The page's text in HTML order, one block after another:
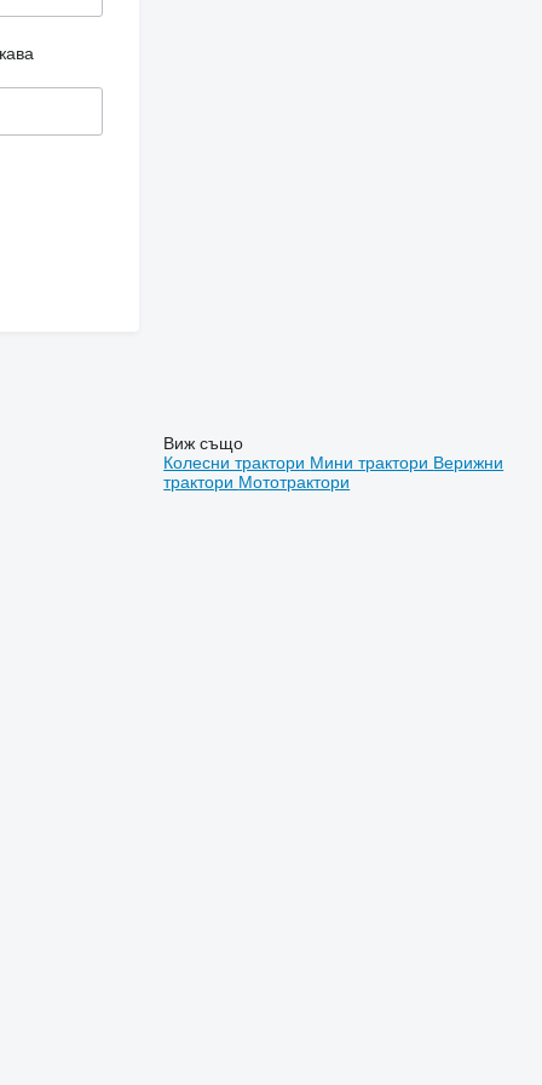
Виж също
Колесни трактори Мини трактори Верижни
трактори Мототрактори